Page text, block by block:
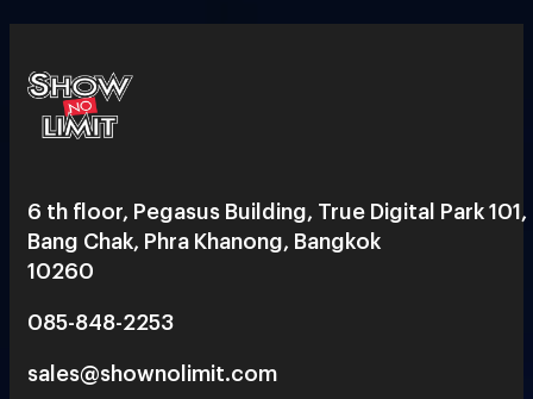
6 th floor, Pegasus Building, True Digital Park 101,
Bang Chak, Phra Khanong, Bangkok
10260
085-848-2253
sales@shownolimit.com